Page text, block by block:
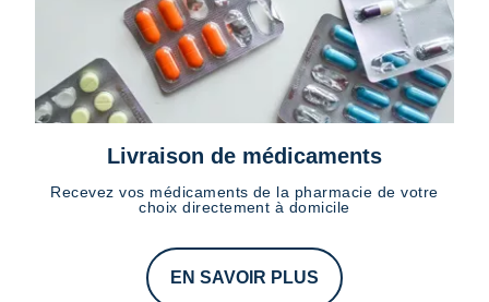
Livraison de médicaments
Recevez vos médicaments de la pharmacie de votre
choix directement à domicile
EN SAVOIR PLUS